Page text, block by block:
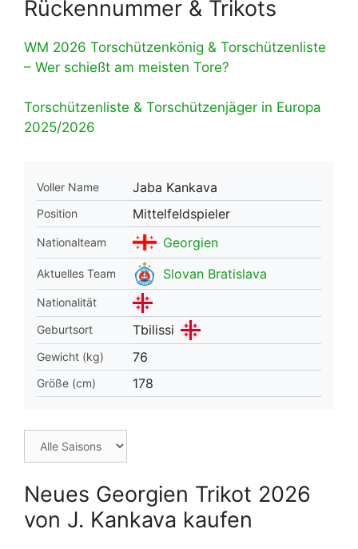
Rückennummer & Trikots
WM 2026 Torschützenkönig & Torschützenliste
– Wer schießt am meisten Tore?
Torschützenliste & Torschützenjäger in Europa
2025/2026
Voller Name Jaba Kankava
Position Mittelfeldspieler
Nationalteam Georgien
Aktuelles Team Slovan Bratislava
Nationalität
Geburtsort
Tbilissi
Gewicht (kg) 76
Größe (cm) 178
Neues Georgien Trikot 2026
von J. Kankava kaufen